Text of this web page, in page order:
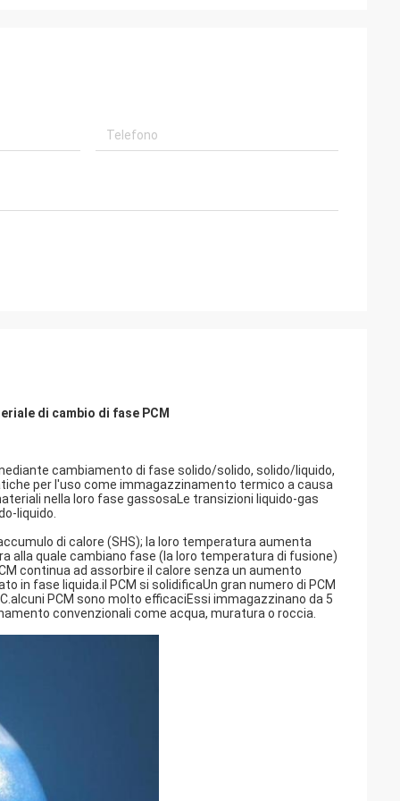
di cambio di fase PCM
cambiamento di fase solido/solido, solido/liquido,
per l'uso come immagazzinamento termico a causa
nella loro fase gassosaLe transizioni liquido-gas
liquido.
di calore (SHS); la loro temperatura aumenta
alla quale cambiano fase (la loro temperatura di fusione)
continua ad assorbire il calore senza un aumento
fase liquida.il PCM si solidificaUn gran numero di PCM
PCM sono molto efficaciEssi immagazzinano da 5
convenzionali come acqua, muratura o roccia.